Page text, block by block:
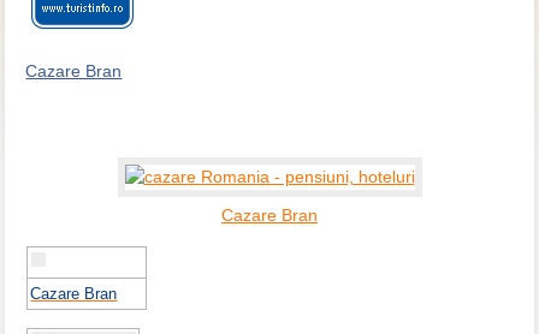
Cazare Bran
Cazare Bran
Cazare Bran